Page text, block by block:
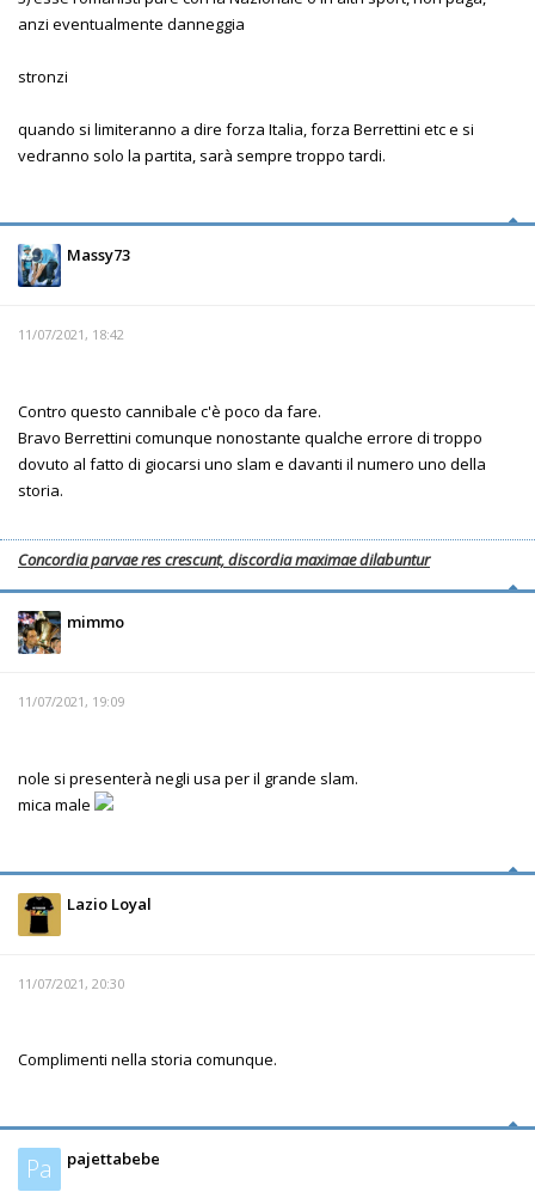
anzi eventualmente danneggia
stronzi
quando si limiteranno a dire forza Italia, forza Berrettini etc e si
vedranno solo la partita, sarà sempre troppo tardi.
Massy73
11/07/2021, 18:42
Contro questo cannibale c'è poco da fare.
Bravo Berrettini comunque nonostante qualche errore di troppo
dovuto al fatto di giocarsi uno slam e davanti il numero uno della
storia.
Concordia parvae res crescunt, discordia maximae dilabuntur
mimmo
11/07/2021, 19:09
nole si presenterà negli usa per il grande slam.
mica male
Lazio Loyal
11/07/2021, 20:30
Complimenti nella storia comunque.
Pa pajettabebe